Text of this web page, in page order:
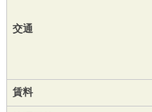
交通
賃料